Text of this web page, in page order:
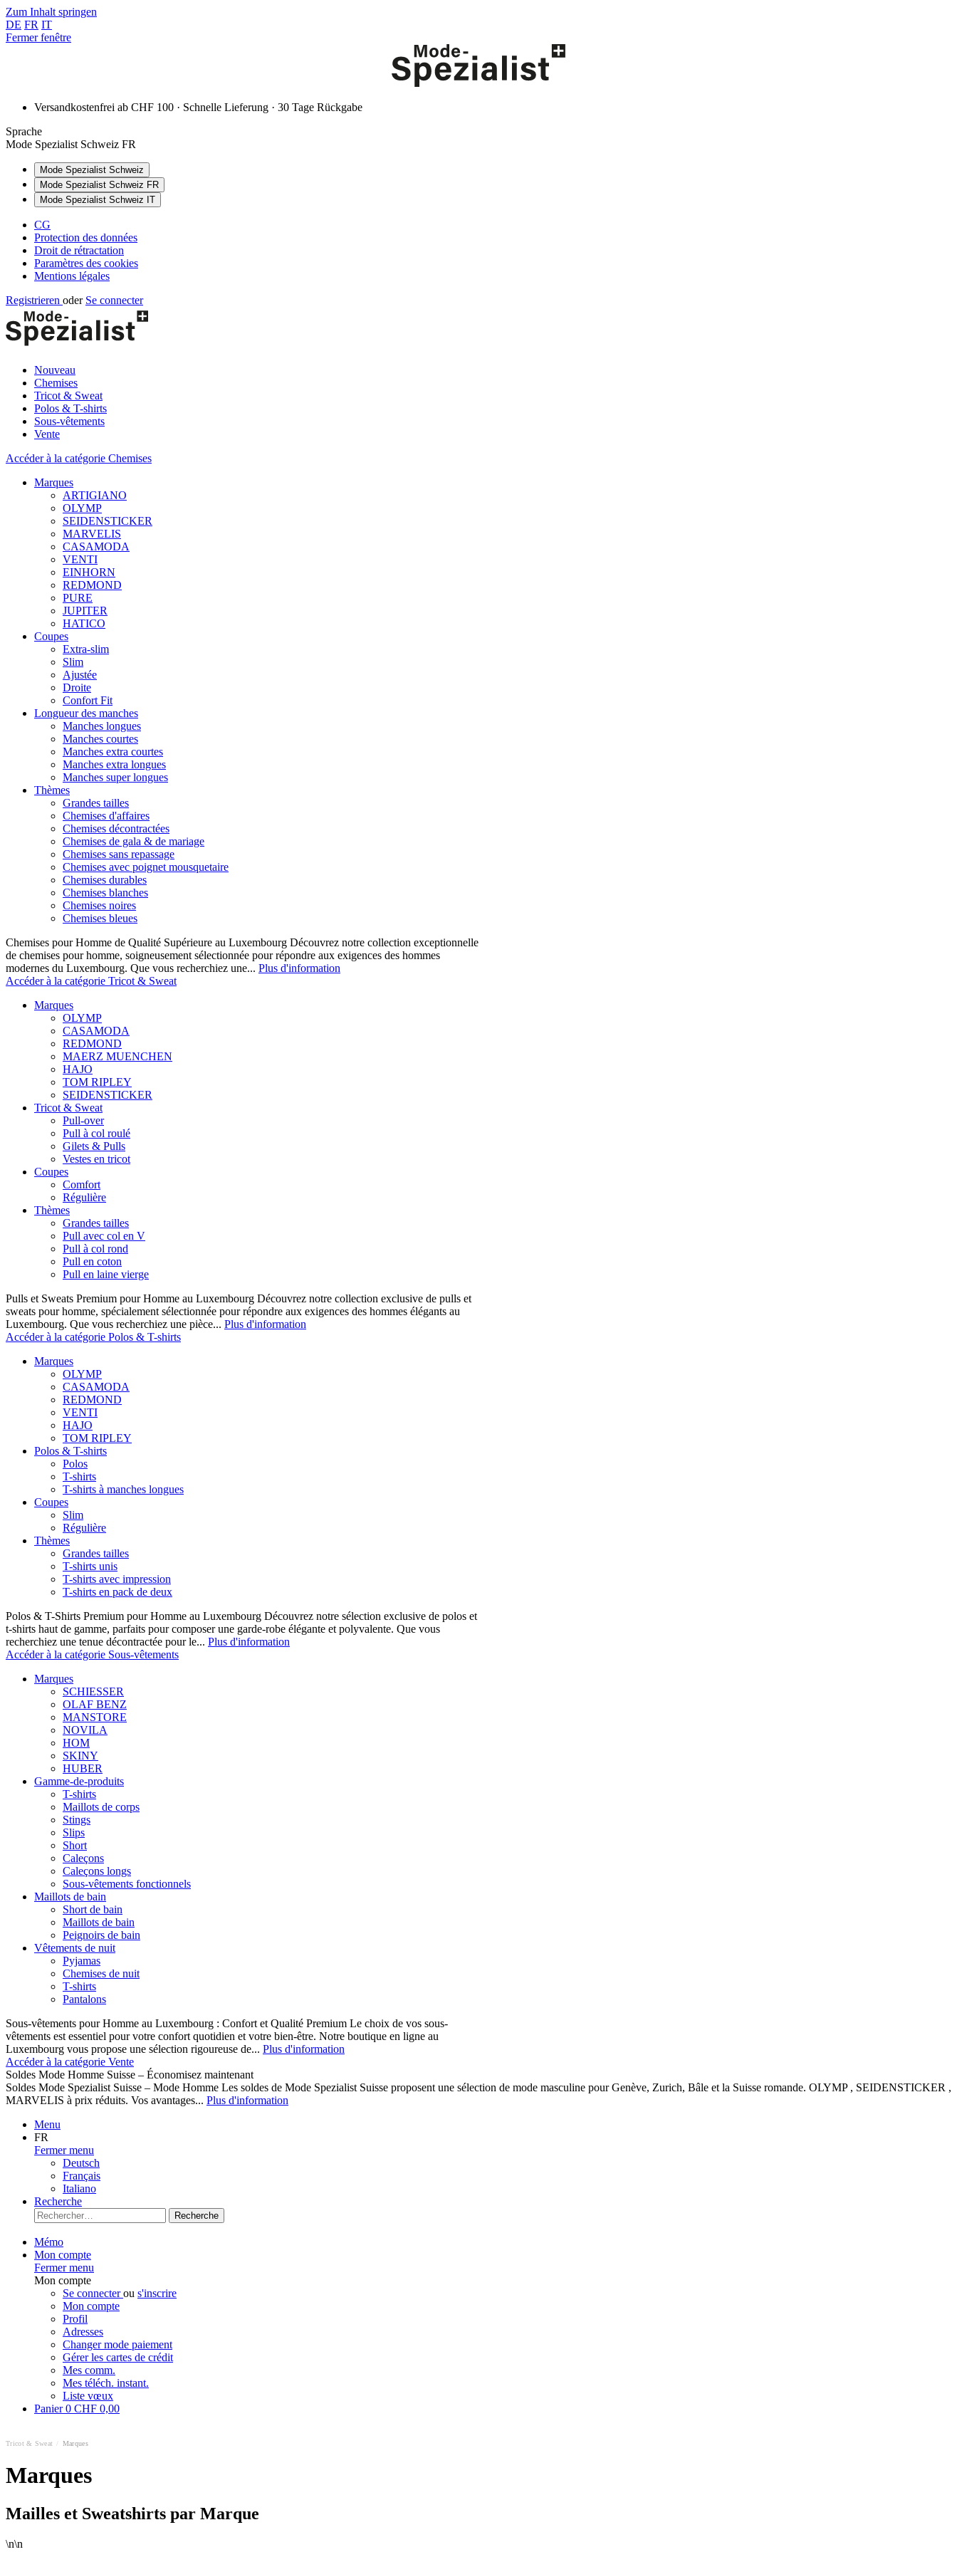
Zum Inhalt springen
DE FR IT
Fermer fenêtre
Versandkostenfrei ab CHF 100 · Schnelle Lieferung · 30 Tage Rückgabe
Sprache
Mode Spezialist Schweiz FR
Mode Spezialist Schweiz
Mode Spezialist Schweiz FR
Mode Spezialist Schweiz IT
CG
Protection des données
Droit de rétractation
Paramètres des cookies
Mentions légales
Registrieren oder Se connecter
Nouveau
Chemises
Tricot & Sweat
Polos & T-shirts
Sous-vêtements
Vente
Accéder à la catégorie Chemises
Marques
ARTIGIANO
OLYMP
SEIDENSTICKER
MARVELIS
CASAMODA
VENTI
EINHORN
REDMOND
PURE
JUPITER
HATICO
Coupes
Extra-slim
Slim
Ajustée
Droite
Confort Fit
Longueur des manches
Manches longues
Manches courtes
Manches extra courtes
Manches extra longues
Manches super longues
Thèmes
Grandes tailles
Chemises d'affaires
Chemises décontractées
Chemises de gala & de mariage
Chemises sans repassage
Chemises avec poignet mousquetaire
Chemises durables
Chemises blanches
Chemises noires
Chemises bleues
Chemises pour Homme de Qualité Supérieure au Luxembourg Découvrez notre collection exceptionnelle
de chemises pour homme, soigneusement sélectionnée pour répondre aux exigences des hommes
modernes du Luxembourg. Que vous recherchiez une... Plus d'information
Accéder à la catégorie Tricot & Sweat
Marques
OLYMP
CASAMODA
REDMOND
MAERZ MUENCHEN
HAJO
TOM RIPLEY
SEIDENSTICKER
Tricot & Sweat
Pull-over
Pull à col roulé
Gilets & Pulls
Vestes en tricot
Coupes
Comfort
Régulière
Thèmes
Grandes tailles
Pull avec col en V
Pull à col rond
Pull en coton
Pull en laine vierge
Pulls et Sweats Premium pour Homme au Luxembourg Découvrez notre collection exclusive de pulls et
sweats pour homme, spécialement sélectionnée pour répondre aux exigences des hommes élégants au
Luxembourg. Que vous recherchiez une pièce... Plus d'information
Accéder à la catégorie Polos & T-shirts
Marques
OLYMP
CASAMODA
REDMOND
VENTI
HAJO
TOM RIPLEY
Polos & T-shirts
Polos
T-shirts
T-shirts à manches longues
Coupes
Slim
Régulière
Thèmes
Grandes tailles
T-shirts unis
T-shirts avec impression
T-shirts en pack de deux
Polos & T-Shirts Premium pour Homme au Luxembourg Découvrez notre sélection exclusive de polos et
t-shirts haut de gamme, parfaits pour composer une garde-robe élégante et polyvalente. Que vous
recherchiez une tenue décontractée pour le... Plus d'information
Accéder à la catégorie Sous-vêtements
Marques
SCHIESSER
OLAF BENZ
MANSTORE
NOVILA
HOM
SKINY
HUBER
Gamme-de-produits
T-shirts
Maillots de corps
Stings
Slips
Short
Caleçons
Caleçons longs
Sous-vêtements fonctionnels
Maillots de bain
Short de bain
Maillots de bain
Peignoirs de bain
Vêtements de nuit
Pyjamas
Chemises de nuit
T-shirts
Pantalons
Sous-vêtements pour Homme au Luxembourg : Confort et Qualité Premium Le choix de vos sous-
vêtements est essentiel pour votre confort quotidien et votre bien-être. Notre boutique en ligne au
Luxembourg vous propose une sélection rigoureuse de... Plus d'information
Accéder à la catégorie Vente
Soldes Mode Homme Suisse – Économisez maintenant
Soldes Mode Spezialist Suisse – Mode Homme Les soldes de Mode Spezialist Suisse proposent une sélection de mode masculine pour Genève, Zurich, Bâle et la Suisse romande. OLYMP , SEIDENSTICKER ,
MARVELIS à prix réduits. Vos avantages... Plus d'information
Menu
FR
Fermer menu
Deutsch
Français
Italiano
Recherche
Recherche
Mémo
Mon compte
Fermer menu
Mon compte
Se connecterou s'inscrire
Mon compte
Profil
Adresses
Changer mode paiement
Gérer les cartes de crédit
Mes comm.
Mes téléch. instant.
Liste vœux
Panier0 CHF 0,00
Tricot & Sweat Marques
Marques
Mailles et Sweatshirts par Marque
\n\n